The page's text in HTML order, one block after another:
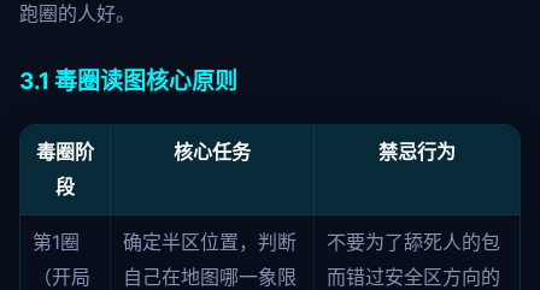
跑圈的人好。
3.1 毒圈读图核心原则
毒圈阶
段
核心任务 禁忌行为
第1圈
（开局
确定半区位置，判断
自己在地图哪一象限
不要为了舔死人的包
而错过安全区方向的